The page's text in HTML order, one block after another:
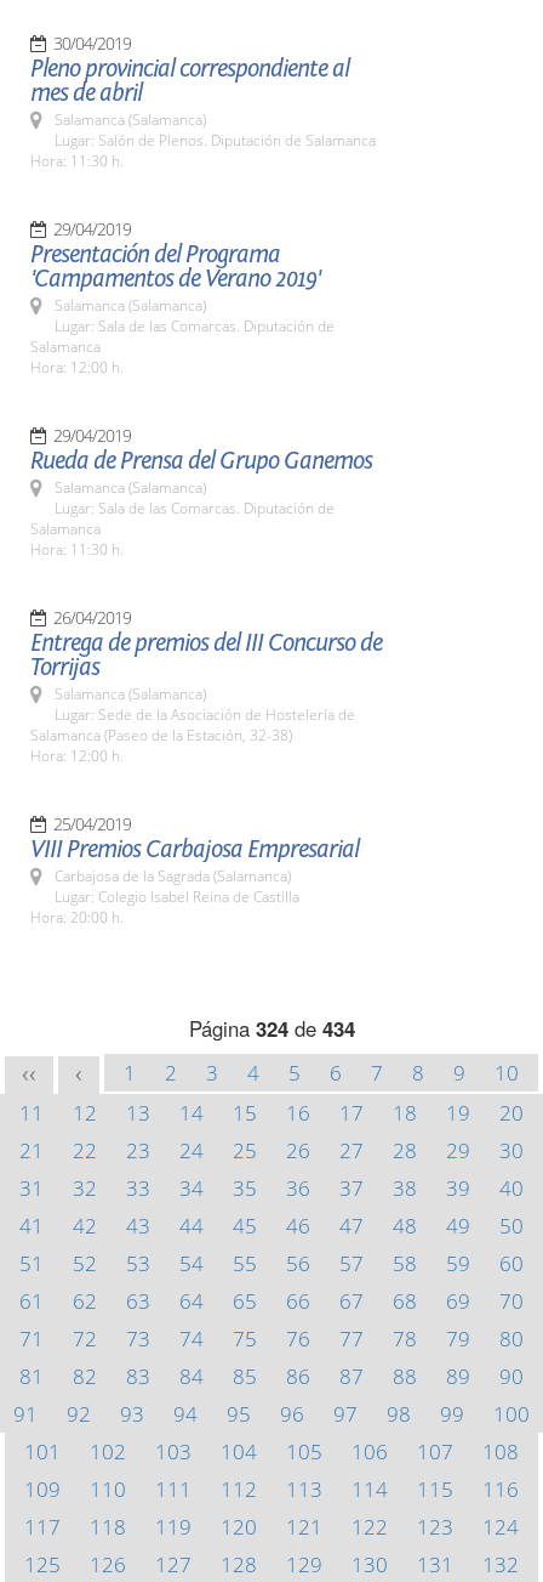
30/04/2019
Pleno provincial correspondiente al
mes de abril
Salamanca (Salamanca)
Lugar: Salón de Plenos. Diputación de Salamanca
Hora: 11:30 h.
29/04/2019
Presentación del Programa
'Campamentos de Verano 2019'
Salamanca (Salamanca)
Lugar: Sala de las Comarcas. Diputación de
Salamanca
Hora: 12:00 h.
29/04/2019
Rueda de Prensa del Grupo Ganemos
Salamanca (Salamanca)
Lugar: Sala de las Comarcas. Diputación de
Salamanca
Hora: 11:30 h.
26/04/2019
Entrega de premios del III Concurso de
Torrijas
Salamanca (Salamanca)
Lugar: Sede de la Asociación de Hostelería de
Salamanca (Paseo de la Estación, 32-38)
Hora: 12:00 h.
25/04/2019
VIII Premios Carbajosa Empresarial
Carbajosa de la Sagrada (Salamanca)
Lugar: Colegio Isabel Reina de Castilla
Hora: 20:00 h.
Página 324de 434
<< < 1 2 3 4 5 6 7 8 9
10
11
12 13 14 15 16 17 18 19
20
21
22 23 24 25 26 27 28 29
30
31
32 33 34 35 36 37 38 39
40
41
42 43 44 45 46 47 48 49
50
51
52 53 54 55 56 57 58 59
60
61
62 63 64 65 66 67 68 69
70
71
72 73 74 75 76 77 78 79
80
81
82 83 84 85 86 87 88 89
90
91
92 93 94 95 96 97 98 99
100
101
102 103 104 105 106 107
108
109
110 111 112 113 114 115
116
117
118 119 120 121 122 123
124
125
126 127 128 129 130 131
132